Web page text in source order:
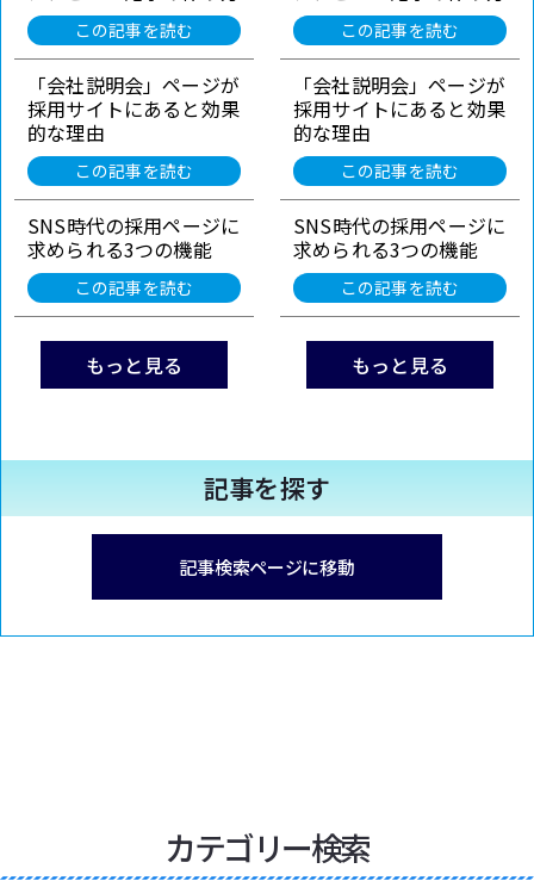
この記事を読む
「会社説明会」ページが
採用サイトにあると効果
的な理由
この記事を読む
SNS時代の採用ページに
求められる3つの機能
この記事を読む
もっと見る
この記事を読む
「会社説明会」ページが
採用サイトにあると効果
的な理由
この記事を読む
SNS時代の採用ページに
求められる3つの機能
この記事を読む
もっと見る
記事を探す
記事検索ページに移動
カテゴリー検索